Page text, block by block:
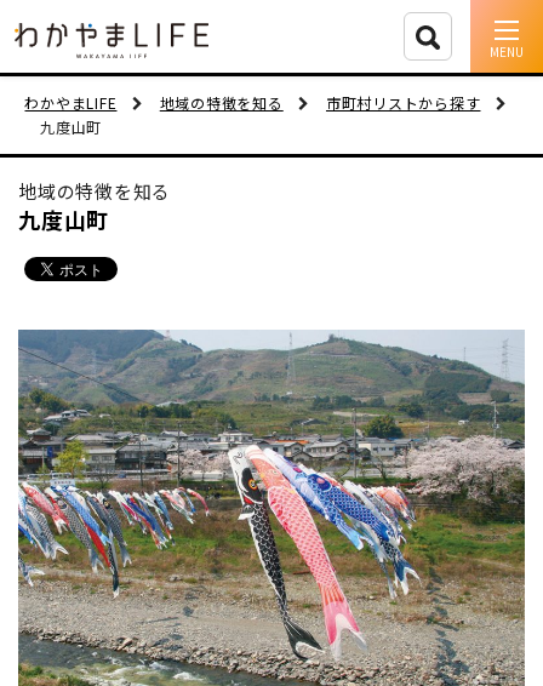
イベント情報
移住支援
住まい
市町村を探す
移住者インタビュー
動画
地域おこし協力隊
わかやまLIFE 地域の特徴を知る
市町村リストから探す
九度山町
地域の特徴を知る
九度山町